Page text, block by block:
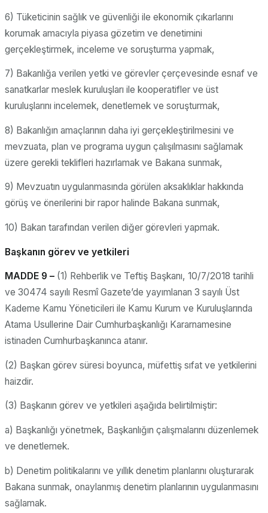
6) Tüketicinin sağlık ve güvenliği ile ekonomik çıkarlarını
korumak amacıyla piyasa gözetim ve denetimini
gerçekleştirmek, inceleme ve soruşturma yapmak,
7) Bakanlığa verilen yetki ve görevler çerçevesinde esnaf ve
sanatkarlar meslek kuruluşları ile kooperatifler ve üst
kuruluşlarını incelemek, denetlemek ve soruşturmak,
8) Bakanlığın amaçlarının daha iyi gerçekleştirilmesini ve
mevzuata, plan ve programa uygun çalışılmasını sağlamak
üzere gerekli teklifleri hazırlamak ve Bakana sunmak,
9) Mevzuatın uygulanmasında görülen aksaklıklar hakkında
görüş ve önerilerini bir rapor halinde Bakana sunmak,
10) Bakan tarafından verilen diğer görevleri yapmak.
Başkanın görev ve yetkileri
MADDE 9 – (1) Rehberlik ve Teftiş Başkanı, 10/7/2018 tarihli
ve 30474 sayılı Resmî Gazete’de yayımlanan 3 sayılı Üst
Kademe Kamu Yöneticileri ile Kamu Kurum ve Kuruluşlarında
Atama Usullerine Dair Cumhurbaşkanlığı Kararnamesine
istinaden Cumhurbaşkanınca atanır.
(2) Başkan görev süresi boyunca, müfettiş sıfat ve yetkilerini
haizdir.
(3) Başkanın görev ve yetkileri aşağıda belirtilmiştir:
a) Başkanlığı yönetmek, Başkanlığın çalışmalarını düzenlemek
ve denetlemek.
b) Denetim politikalarını ve yıllık denetim planlarını oluşturarak
Bakana sunmak, onaylanmış denetim planlarının uygulanmasını
sağlamak.